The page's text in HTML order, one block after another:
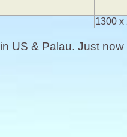
1300 x
US & Palau. Just